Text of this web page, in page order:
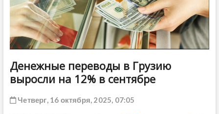
Денежные переводы в Грузию
выросли на 12% в сентябре
Четверг, 16 октября, 2025, 07:05